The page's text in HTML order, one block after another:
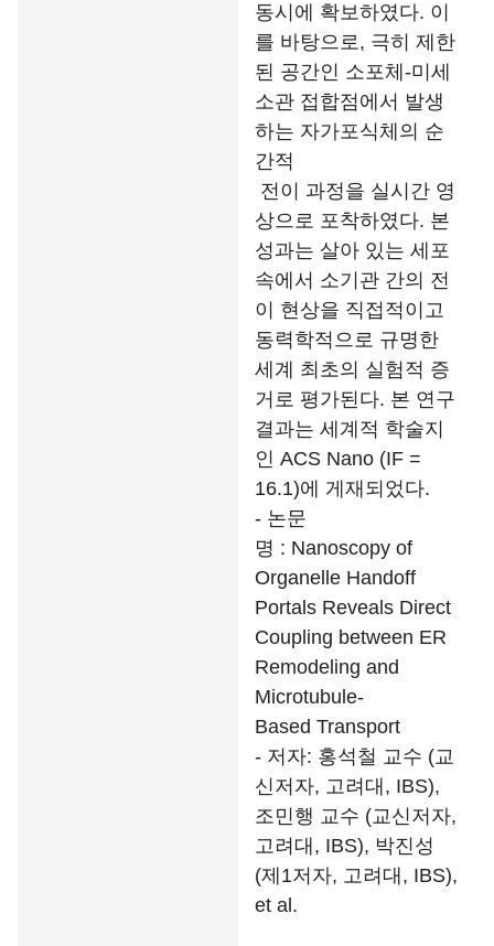
동시에 확보하였다. 이
를 바탕으로, 극히 제한
된 공간인 소포체-미세
소관 접합점에서 발생
하는 자가포식체의 순
간적
전이 과정을 실시간 영
상으로 포착하였다. 본
성과는 살아 있는 세포
속에서 소기관 간의 전
이 현상을 직접적이고
동력학적으로 규명한
세계 최초의 실험적 증
거로 평가된다. 본 연구
결과는 세계적 학술지
인 ACS Nano (IF =
16.1)에 게재되었다.
- 논문
명 : Nanoscopy of
Organelle Handoff
Portals Reveals Direct
Coupling between ER
Remodeling and
Microtubule-
Based Transport
- 저자: 홍석철 교수 (교
신저자, 고려대, IBS),
조민행 교수 (교신저자,
고려대, IBS), 박진성
(제1저자, 고려대, IBS),
et al.